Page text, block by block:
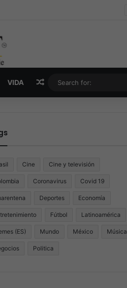
economía de la droga
VIDA Random Article
Cine Cine y televisión
Coronavirus Covid 19
Deportes Economía
Fútbol Latinoamérica
(ES) Mundo México Música
Politica